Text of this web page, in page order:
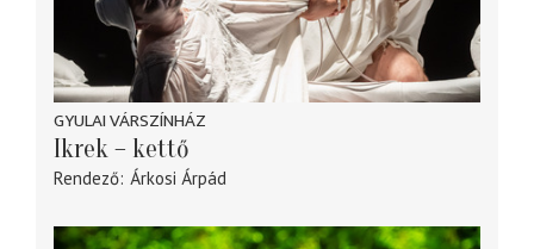
GYULAI VÁRSZÍNHÁZ
Ikrek – kettő
Rendező Árkosi Árpád